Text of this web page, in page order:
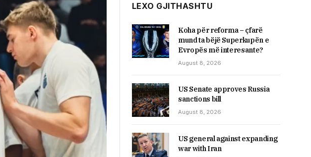
LEXO GJITHASHTU
Koha për reforma – çfarë
mund ta bëjë Superkupën e
Evropës më interesante?
August 8, 2026
US Senate approves Russia
sanctions bill
August 8, 2026
US general against expanding
war with Iran